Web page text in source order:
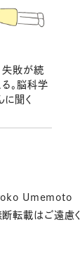
失敗が続
る。脳科学
聞く
転載はご遠慮